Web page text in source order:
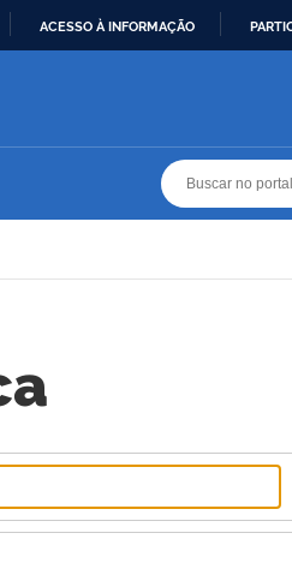
ACESSO À INFORMAÇÃO